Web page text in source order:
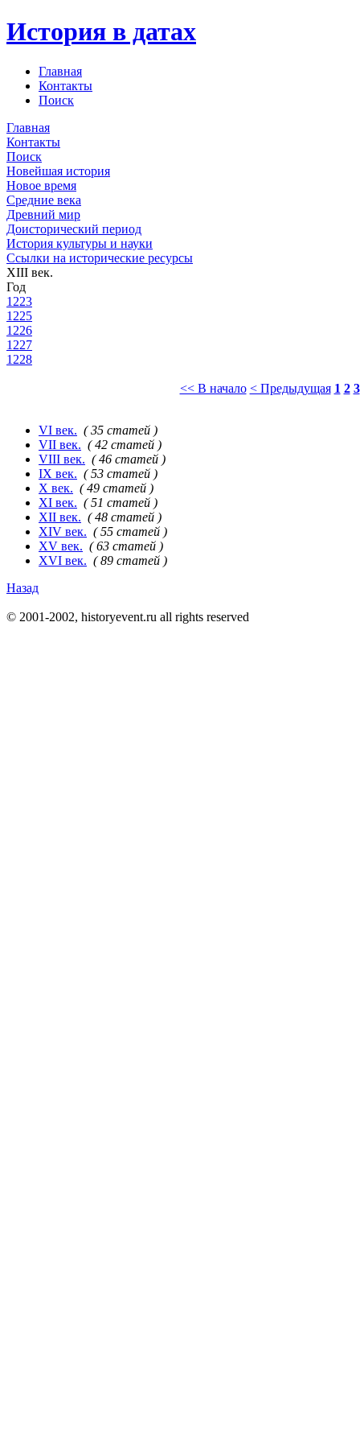
История в датах
Главная
Контакты
Поиск
Главная
Контакты
Поиск
Новейшая история
Новое время
Средние века
Древний мир
Доисторический период
История культуры и науки
Ссылки на исторические ресурсы
XIII век.
Год
1223
1225
1226
1227
1228
<< В начало < Предыдущая 1 2 3
VI век. ( 35 статей )
VII век. ( 42 статей )
VIII век. ( 46 статей )
IX век. ( 53 статей )
X век. ( 49 статей )
XI век. ( 51 статей )
XII век. ( 48 статей )
XIV век. ( 55 статей )
XV век. ( 63 статей )
XVI век. ( 89 статей )
Назад
© 2001-2002, historyevent.ru all rights reserved